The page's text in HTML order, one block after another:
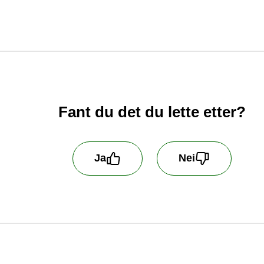
Fant du det du lette etter?
Ja Nei
å bli bedre! Fortell oss hva du er misfornøyd